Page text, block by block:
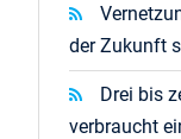
der Zukunft
Drei bis
verbraucht